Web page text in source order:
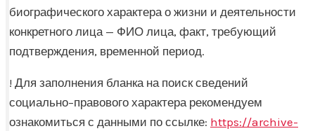
биографического характера о жизни и деятельности
конкретного лица — ФИО лица, факт, требующий
подтверждения, временной период.
! Для заполнения бланка на поиск сведений
социально–правового характера рекомендуем
ознакомиться с данными по ссылке: https://archive-